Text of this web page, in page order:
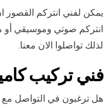
يمكن لفني انتركم القصور
انتركم صوتي وموسيقي أو
لذلك تواصلوا الان معنا.
فني تركيب
هل ترغبون في التواصل